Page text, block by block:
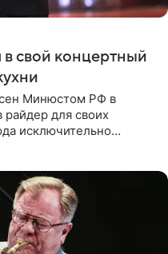
свой концертный
Минюстом РФ в
райдер для своих
исключительно